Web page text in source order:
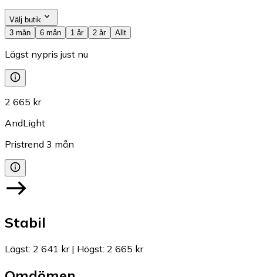
Välj butik
3 mån
6 mån 1 år 2 år Allt
Lägst nypris just nu
2 665 kr
AndLight
Pristrend 3 mån
Stabil
Lägst: 2 641 kr| Högst: 2 665 kr